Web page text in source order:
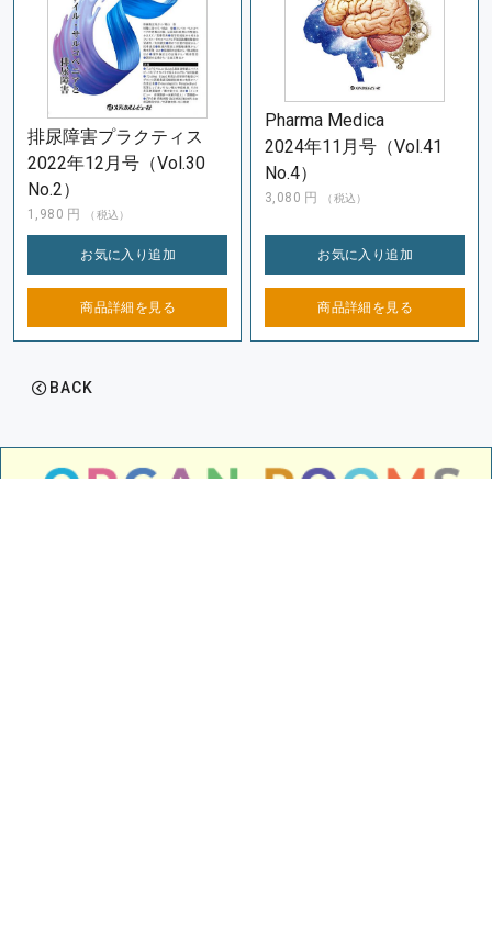
排尿障害プラクティス
2022年12月号（Vol.30
No.2）
1,980 円 （税込）
お気に入り追加
商品詳細を 見る
Pharma Medica
2024年11月号（Vol.41
No.4）
3,080 円 （税込）
お気に入り追加
商品詳細を 見る
BACK